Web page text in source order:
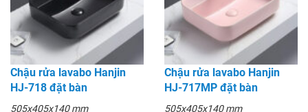
Chậu rửa lavabo Hanjin
HJ-718 đặt bàn
505x405x140 mm
Chậu rửa lavabo Hanjin
HJ-717MP đặt bàn
505x405x140 mm